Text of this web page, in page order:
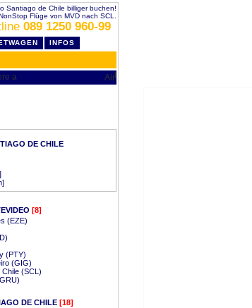
Santiago de Chile billiger buchen!
Flüge von MVD nach SCL.
089 1250 960-99
INFOS
DE CHILE
[8]
(EZE)
(PTY)
(GIG)
(SCL)
DE CHILE [18]